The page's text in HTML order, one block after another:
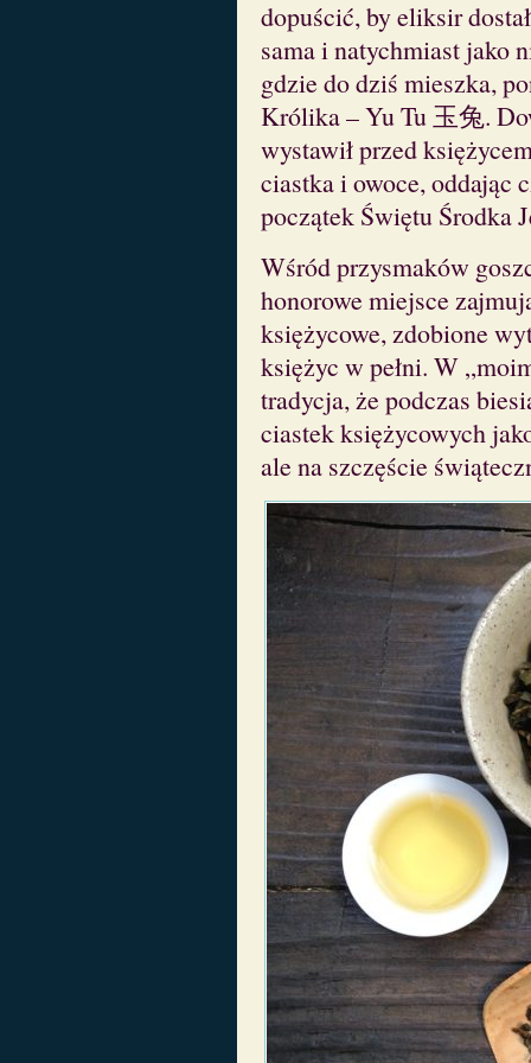
dopuścić, by eliksir
sama i natychmiast jako
gdzie do dziś mieszka,
Królika – Yu Tu 玉兔.
wystawił przed
ciastka i owoce, oddając
początek Świętu Środka
Wśród przysmaków
honorowe miejsce
księżycowe, zdobione
księżyc w pełni. W
tradycja, że podczas
ciastek księżycowych
ale na szczęście